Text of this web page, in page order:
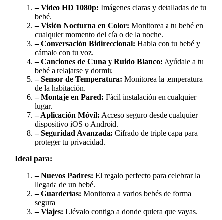
– Video HD 1080p: Imágenes claras y detalladas de tu
bebé.
– Visión Nocturna en Color: Monitorea a tu bebé en
cualquier momento del día o de la noche.
– Conversación Bidireccional: Habla con tu bebé y
cámalo con tu voz.
– Canciones de Cuna y Ruido Blanco: Ayúdale a tu
bebé a relajarse y dormir.
– Sensor de Temperatura: Monitorea la temperatura
de la habitación.
– Montaje en Pared: Fácil instalación en cualquier
lugar.
– Aplicación Móvil: Acceso seguro desde cualquier
dispositivo iOS o Android.
– Seguridad Avanzada: Cifrado de triple capa para
proteger tu privacidad.
Ideal para:
– Nuevos Padres: El regalo perfecto para celebrar la
llegada de un bebé.
– Guarderías: Monitorea a varios bebés de forma
segura.
– Viajes: Llévalo contigo a donde quiera que vayas.